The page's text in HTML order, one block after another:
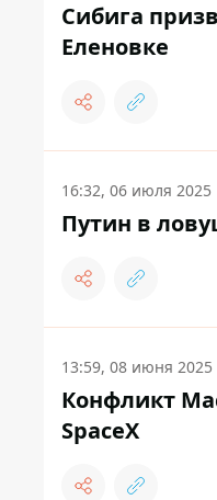
Сибига
Еленовке
16:32, 06 июля 2025
Путин в
13:59, 08 июня 2025
Конфликт
SpaceX